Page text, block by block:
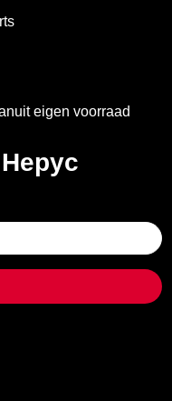
eigen voorraad
Hepyc